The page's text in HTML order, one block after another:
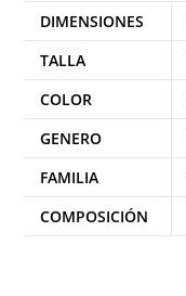
DIMENSIONES
TALLA
COLOR
GENERO
FAMILIA
COMPOSICIÓN